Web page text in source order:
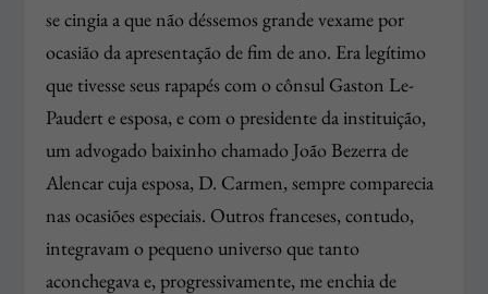
se cingia a que não déssemos grande vexame por
ocasião da apresentação de fim de ano. Era legítimo
que tivesse seus rapapés com o cônsul Gaston Le-
Paudert e esposa, e com o presidente da instituição,
um advogado baixinho chamado João Bezerra de
Alencar cuja esposa, D. Carmen, sempre comparecia
nas ocasiões especiais. Outros franceses, contudo,
integravam o pequeno universo que tanto
aconchegava e, progressivamente, me enchia de